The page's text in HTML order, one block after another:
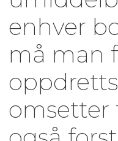
enhver
må man
omsetter